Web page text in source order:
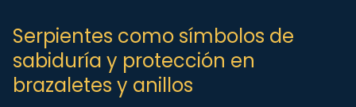
Serpientes como símbolos de
sabiduría y protección en
brazaletes y anillos